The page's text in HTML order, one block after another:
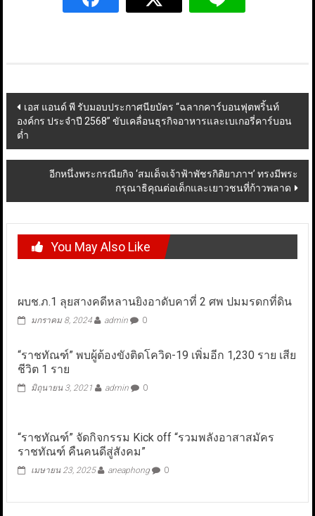
Post
navigation
เอส แอนด์ พี รับมอบประกาศนียบัตร “ฉลากคาร์บอนฟุตพริ้นท์
องค์กร ประจำปี 2568” ขับเคลื่อนธุรกิจอาหารและเบเกอรี่คาร์บอน
ต่ำ
อีกหนึ่งพระกรณียกิจ ‘สมเด็จเจ้าฟ้าพัชรกิติยาภาฯ’ ทรงมีพระ
กรุณาธิคุณต่อเด็กและเยาวชนที่ก้าวพลาด
You May Also Like
ผบช.ภ.1 ลุยสางคดีหลานยิงอาดับคาที่ 2 ศพ ปมมรดกที่ดิน
มกราคม 8, 2024 admin 0
“ราชทัณฑ์” พบผู้ต้องขังติดโควิด-19 เพิ่มอีก 1,230 ราย เสีย
ชีวิต 1 ราย
มิถุนายน 3, 2021 admin 0
“ราชทัณฑ์” จัดกิจกรรม Kick off “รวมพลังอาสาสมัคร
ราชทัณฑ์ คืนคนดีสู่สังคม”
เมษายน 23, 2025 aneaphong 0